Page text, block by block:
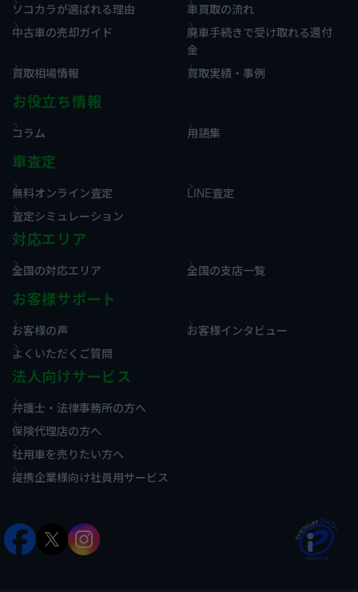
ソコカラが選ばれる理由
車買取の流れ
中古車の売却ガイド
廃車手続きで受け取れる還付
金
買取相場情報
買取実績・事例
お役立ち情報
コラム 用語集
車査定
無料オンライン査定
LINE査定
査定シミュレーション
対応エリア
全国の対応エリア 全国の支店一覧
お客様サポート
お客様の声
お客様インタビュー
よくいただくご質問
法人向けサービス
弁護士・法律事務所の方へ
保険代理店の方へ
社用車を売りたい方へ
提携企業様向け社員用サービス